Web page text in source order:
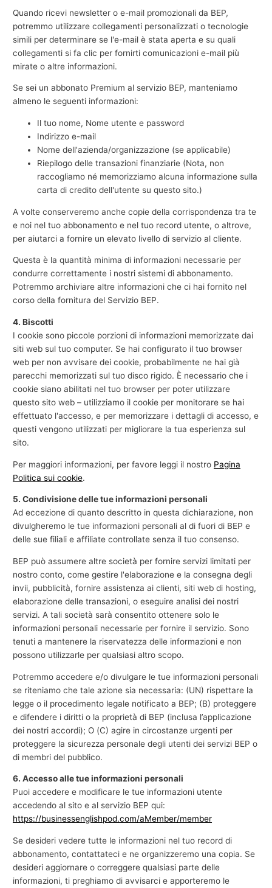
Quando ricevi newsletter o e-mail promozionali da BEP,
potremmo utilizzare collegamenti personalizzati o tecnologie
simili per determinare se l'e-mail è stata aperta e su quali
collegamenti si fa clic per fornirti comunicazioni e-mail più
mirate o altre informazioni.
Se sei un abbonato Premium al servizio BEP, manteniamo
almeno le seguenti informazioni:
Il tuo nome, Nome utente e password
Indirizzo e-mail
Nome dell'azienda/organizzazione (se applicabile)
Riepilogo delle transazioni finanziarie (Nota, non
raccogliamo né memorizziamo alcuna informazione sulla
carta di credito dell'utente su questo sito.)
A volte conserveremo anche copie della corrispondenza tra te
e noi nel tuo abbonamento e nel tuo record utente, o altrove,
per aiutarci a fornire un elevato livello di servizio al cliente.
Questa è la quantità minima di informazioni necessarie per
condurre correttamente i nostri sistemi di abbonamento.
Potremmo archiviare altre informazioni che ci hai fornito nel
corso della fornitura del Servizio BEP.
4. Biscotti
I cookie sono piccole porzioni di informazioni memorizzate dai
siti web sul tuo computer. Se hai configurato il tuo browser
web per non avvisare dei cookie, probabilmente ne hai già
parecchi memorizzati sul tuo disco rigido. È necessario che i
cookie siano abilitati nel tuo browser per poter utilizzare
questo sito web – utilizziamo il cookie per monitorare se hai
effettuato l'accesso, e per memorizzare i dettagli di accesso, e
questi vengono utilizzati per migliorare la tua esperienza sul
sito.
Per maggiori informazioni, per favore leggi il nostro Pagina
Politica sui cookie.
5. Condivisione delle tue informazioni personali
Ad eccezione di quanto descritto in questa dichiarazione, non
divulgheremo le tue informazioni personali al di fuori di BEP e
delle sue filiali e affiliate controllate senza il tuo consenso.
BEP può assumere altre società per fornire servizi limitati per
nostro conto, come gestire l'elaborazione e la consegna degli
invii, pubblicità, fornire assistenza ai clienti, siti web di hosting,
elaborazione delle transazioni, o eseguire analisi dei nostri
servizi. A tali società sarà consentito ottenere solo le
informazioni personali necessarie per fornire il servizio. Sono
tenuti a mantenere la riservatezza delle informazioni e non
possono utilizzarle per qualsiasi altro scopo.
Potremmo accedere e/o divulgare le tue informazioni personali
se riteniamo che tale azione sia necessaria: (UN) rispettare la
legge o il procedimento legale notificato a BEP; (B) proteggere
e difendere i diritti o la proprietà di BEP (inclusa l’applicazione
dei nostri accordi); O (C) agire in circostanze urgenti per
proteggere la sicurezza personale degli utenti dei servizi BEP o
di membri del pubblico.
6. Accesso alle tue informazioni personali
Puoi accedere e modificare le tue informazioni utente
accedendo al sito e al servizio BEP qui:
https://businessenglishpod.com/aMember/member
Se desideri vedere tutte le informazioni nel tuo record di
abbonamento, contattateci e ne organizzeremo una copia. Se
desideri aggiornare o correggere qualsiasi parte delle
informazioni, ti preghiamo di avvisarci e apporteremo le